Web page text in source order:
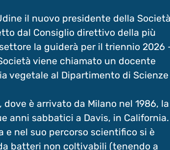
il nuovo presidente della Società
dal Consiglio direttivo della più
la guiderà per il triennio 2026
viene chiamato un docente
vegetale al Dipartimento di Scienze
è arrivato da Milano nel 1986,
anni sabbatici a Davis, in California.
nel suo percorso scientifico si è
batteri non coltivabili (tenendo a